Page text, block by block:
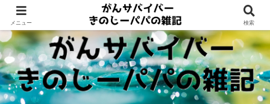
Dreams beyond 60s
メニュー 検索